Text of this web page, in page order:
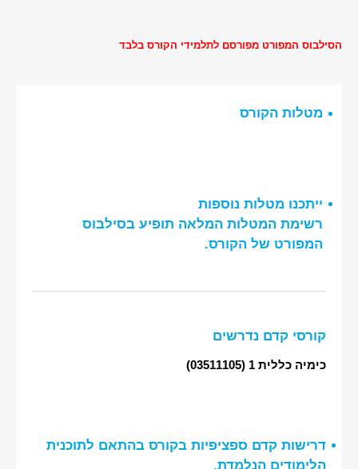
הסילבוס המפורט מפורסם לתלמידי הקורס בלבד
מטלות הקורס
ייתכנו מטלות נוספות
רשימת המטלות המלאה תופיע בסילבוס
המפורט של הקורס.
קורסי קדם נדרשים
כימיה כללית 1 (03511105)
דרישות קדם ספציפיות בקורס בהתאם לתוכנית
הלימודים הנלמדת,